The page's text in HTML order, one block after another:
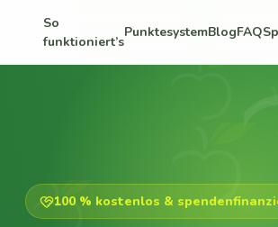
So
funktioniert’s
PunktesystemBlogFAQ
100 % kostenlos &